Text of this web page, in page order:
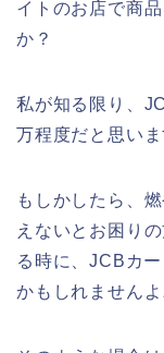
イトのお店で商
か？
私が知る限り、
万程度だと思いま
もしかしたら、
えないとお困り
る時に、JCBカ
かもしれませんよ